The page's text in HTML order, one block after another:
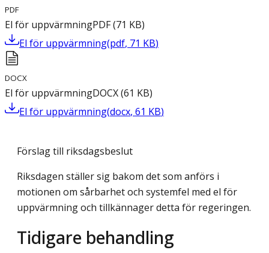
PDF
El för uppvärmningPDF(71 KB)
El för uppvärmning(pdf, 71 KB)
DOCX
El för uppvärmningDOCX(61 KB)
El för uppvärmning(docx, 61 KB)
Förslag till riksdagsbeslut
Riksdagen ställer sig bakom det som anförs i
motionen om sårbarhet och systemfel med el för
uppvärmning och tillkännager detta för regeringen.
Tidigare behandling